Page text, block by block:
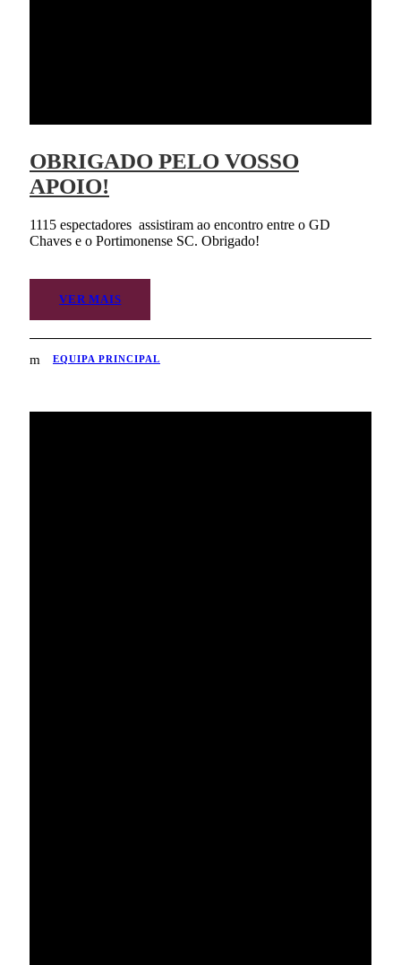
OBRIGADO PELO VOSSO
APOIO!
1115 espectadores assistiram ao encontro entre o GD
Chaves e o Portimonense SC. Obrigado!
VER MAIS
EQUIPA PRINCIPAL